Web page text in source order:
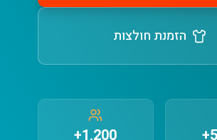
הזמנת חולצות
1,200+